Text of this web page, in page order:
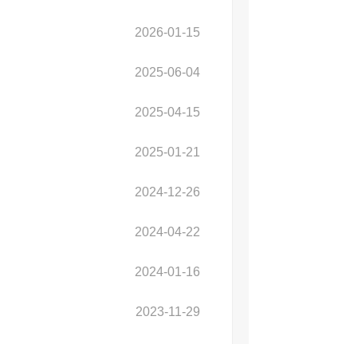
2026-01-15
2025-06-04
2025-04-15
2025-01-21
2024-12-26
2024-04-22
2024-01-16
2023-11-29